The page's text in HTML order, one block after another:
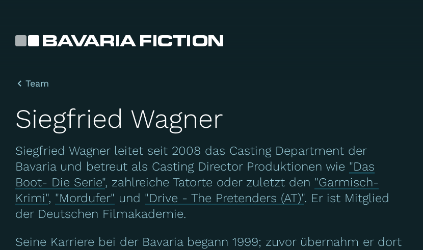
Inhalt
Team
Siegfried Wagner
Siegfried Wagner leitet seit 2008 das Casting Department der
Bavaria und betreut als Casting Director Produktionen wie "Das
Boot- Die Serie", zahlreiche Tatorte oder zuletzt den "Garmisch-
Krimi", "Mordufer" und "Drive - The Pretenders (AT)". Er ist Mitglied
der Deutschen Filmakademie.
Seine Karriere bei der Bavaria begann 1999; zuvor übernahm er dort